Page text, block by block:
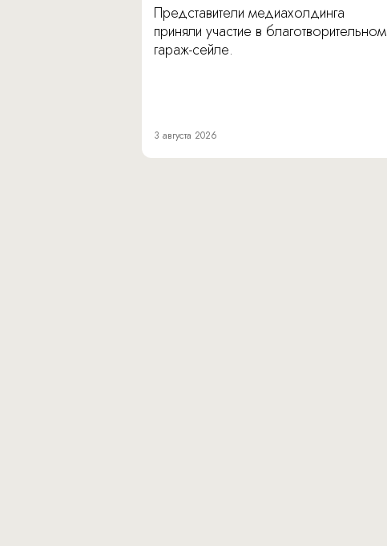
Представители медиахолдинга
приняли участие в благотворительном
гараж-сейле.
3 августа 2026